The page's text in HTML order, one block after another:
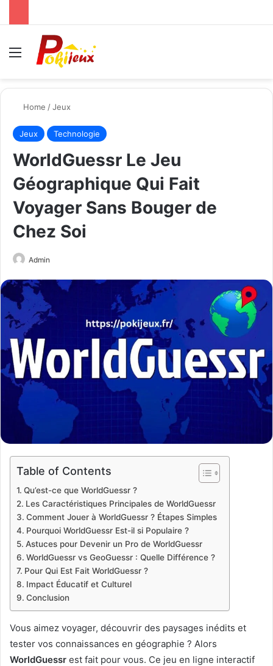
Menu
Home /Jeux
Jeux Technologie
WorldGuessr Le Jeu
Géographique Qui Fait
Voyager Sans Bouger de
Chez Soi
Admin
email
Table of Contents
Qu’est-ce que WorldGuessr ?
Les Caractéristiques Principales de WorldGuessr
Comment Jouer à WorldGuessr ? Étapes Simples
Pourquoi WorldGuessr Est-il si Populaire ?
Astuces pour Devenir un Pro de WorldGuessr
WorldGuessr vs GeoGuessr : Quelle Différence ?
Pour Qui Est Fait WorldGuessr ?
Impact Éducatif et Culturel
Conclusion
Vous aimez voyager, découvrir des paysages inédits et
tester vos connaissances en géographie ? Alors
WorldGuessr est fait pour vous. Ce jeu en ligne interactif